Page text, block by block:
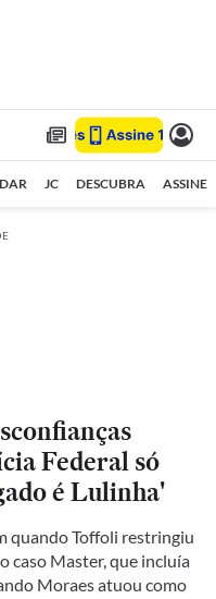
JC DESCUBRA ASSINE
Federal só
é Lulinha'
quando Toffoli restringiu
caso Master, que incluía
Moraes atuou como